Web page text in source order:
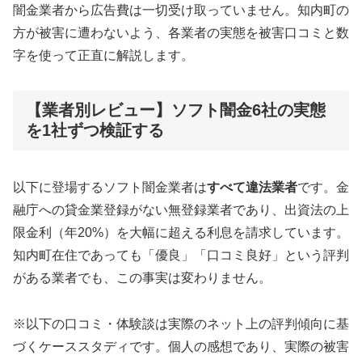
闇金業者から広告費は一切受け取っていません。知内町の
方が被害に遭わないよう、各業者の実態を被害口コミと数
字を使って正直に解説します。
【業者別レビュー】ソフト闇金6社の実態
を1社ずつ検証する
以下に登場するソフト闇金業者はすべて違法業者です。金
融庁への貸金業登録がない無登録業者であり、出資法の上
限金利（年20%）を大幅に超える利息を請求しています。
知内町在住であっても「優良」「口コミ良好」という評判
がある業者でも、この事実は変わりません。
※以下の口コミ・体験談は実際のネット上の評判傾向に基
づくケーススタディです。個人の感想であり、実際の被害